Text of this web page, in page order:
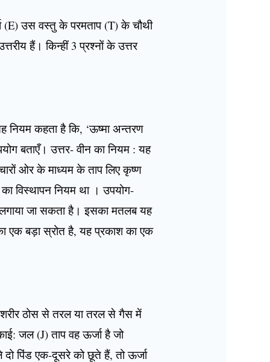
(E) उस वस्तु के परमताप (T) के चौथी
हैं। किन्हीं 3 प्रश्नों के उत्तर
नियम कहता है कि, ‘ऊष्मा अन्तरण
बताएँ। उत्तर- वीन का नियम : यह
ओर के माध्यम के ताप लिए कृष्ण
विस्थापन नियम था । उपयोग-
जा सकता है। इसका मतलब यह
एक बड़ा स्रोत है, यह प्रकाश का एक
शरीर ठोस से तरल या तरल से गैस में
जल (J) ताप वह ऊर्जा है जो
पिंड एक-दूसरे को छूते हैं, तो ऊर्जा